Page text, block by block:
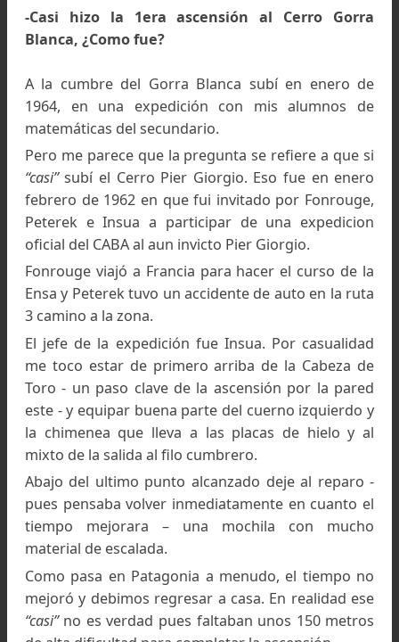
entre en el diedro de salida. Se hizo de noche y
pude continuar pues la doble se trababa
El remedio fue que me tiraran una cuerda
arriba y salir por allí, ya que no me era
destrepar en la oscuridad. Pocas semanas
tarde hice el segundo intento, pues para mi el
Techo aun no estaba “hecho”.
Con parte de
mismos compañeros y algún otro nuevo,
enfrentar el artificial y esta vez complete la
por mis propios medios. Varios de
aseguradores me siguieron.